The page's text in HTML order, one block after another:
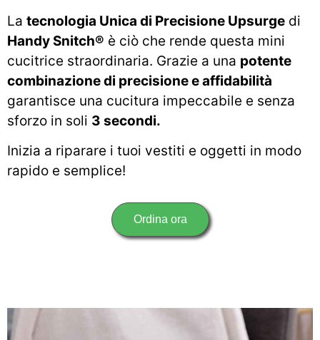
La tecnologia Unica di Precisione Upsurge di
Handy Snitch® è ciò che rende questa mini
cucitrice straordinaria. Grazie a una potente
combinazione di precisione e affidabilità
garantisce una cucitura impeccabile e senza
sforzo in soli 3 secondi.
Inizia a riparare i tuoi vestiti e oggetti in modo
rapido e semplice!
Ordina ora